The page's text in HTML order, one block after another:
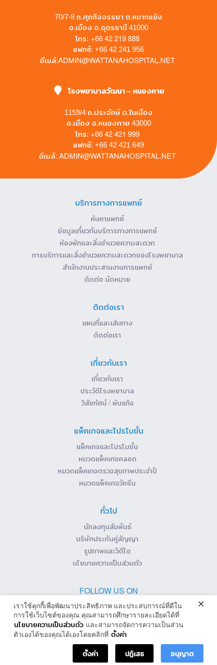
70/7-8 ถ.ศุภกิจจรรยา ต.หมากแข้ง
อ.เมือง จ.อุดรธานี 41000
โทร: +66 42 219 888
แฟกซ์: +66 42 241 956
อีเมล์:ADMIN@WATTANAHOSPITAL.NET
โรงพยาบาลวัฒนา – หนองคาย
1159/4 ถ.ประจักษ์ ต.ในเมือง
อ.เมือง จ.หนองคาย 43000
โทร: +66 42 421 999
แฟกซ์: +66 42 421 649
อีเมล์: ADMIN@WATTANAHOSPITAL.NET
บริการทางการแพทย์
ค้นหาแพทย์
ข้อมูลเกี่ยวกับบริการทางการแพทย์
ห้องพักและสิ่งอำนวยความสะดวก
การบริการและสิ่งอำนวยความสะดวกของโรงพยาบาล
สำนักงานประสานงานการแพทย์
ติดต่อ นัดหมาย
ติดต่อเรา
แผนที่และเส้นทาง
ติดต่อเรา
เกี่ยวกับเรา
เกี่ยวกับเรา
ประวัติโรงพยาบาล
วิสัยทัศน์ / พันธกิจ
แพ็คเกจและโปรโมชั่น
แพ็คเกจและโปรโมชั่น
หมวดแพ็คเกจคลอด
หมวดแพ็คเกจตรวจสุขภาพประจำปี
หมวดแพ็คเกจวัคซีน
ทั่วไป
นักลงทุนสัมพันธ์
บริษัทประกันคู่สัญญา
รูปภาพและวิดีโอ
นโยบายความเป็นส่วนตัว
FOLLOW US ON
Copyright © 2019, Wattana Hospital Group. All rights reserved.
เราใช้คุกกี้เพื่อพัฒนาประสิทธิภาพ และประสบการณ์ที่ดีใน
การใช้เว็บไซต์ของคุณ คุณสามารถศึกษารายละเอียดได้ที่
นโยบายความเป็นส่วนตัว และสามารถจัดการความเป็นส่วน
ตัวเองได้ของคุณได้เองโดยคลิกที่ ตั้งค่า
ตั้งค่า
ปฏิเสธ อนุญาต